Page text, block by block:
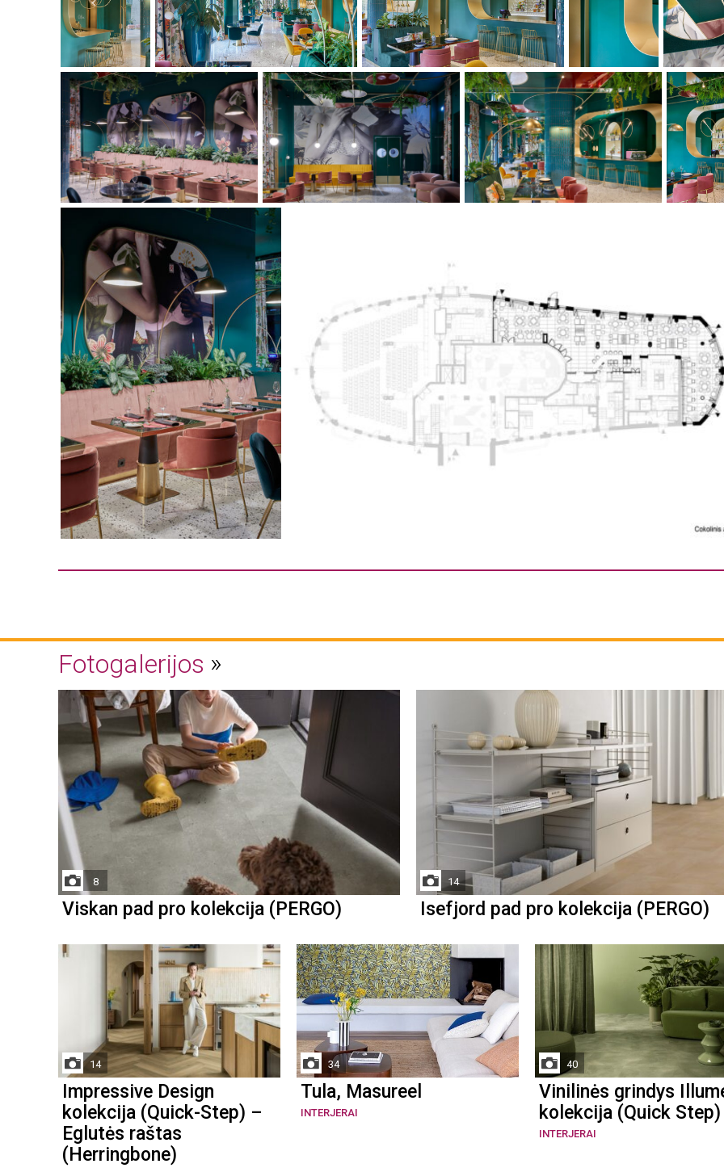
Fotogalerijos
8
Viskan pad pro kolekcija (PERGO)
14
Isefjord pad pro kolekcija (PERGO)
14
Impressive Design
kolekcija (Quick-Step) –
Eglutės raštas
(Herringbone)
34
Tula, Masureel
INTERJERAI
40
Vinilinės grindys
kolekcija (Quick Step)
INTERJERAI